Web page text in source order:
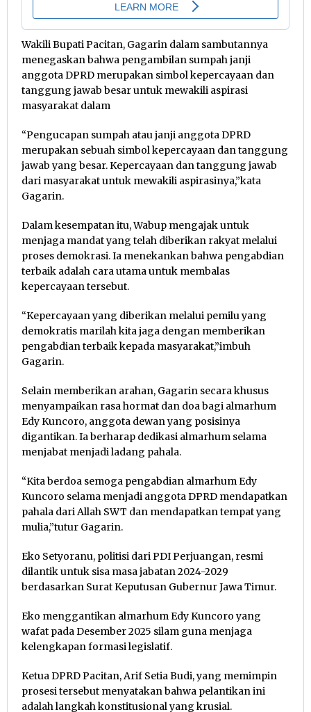
Wakili Bupati Pacitan, Gagarin dalam sambutannya
menegaskan bahwa pengambilan sumpah janji
anggota DPRD merupakan simbol kepercayaan dan
tanggung jawab besar untuk mewakili aspirasi
masyarakat dalam
“Pengucapan sumpah atau janji anggota DPRD
merupakan sebuah simbol kepercayaan dan tanggung
jawab yang besar. Kepercayaan dan tanggung jawab
dari masyarakat untuk mewakili aspirasinya,”kata
Gagarin.
Dalam kesempatan itu, Wabup mengajak untuk
menjaga mandat yang telah diberikan rakyat melalui
proses demokrasi. Ia menekankan bahwa pengabdian
terbaik adalah cara utama untuk membalas
kepercayaan tersebut.
“Kepercayaan yang diberikan melalui pemilu yang
demokratis marilah kita jaga dengan memberikan
pengabdian terbaik kepada masyarakat,”imbuh
Gagarin.
Selain memberikan arahan, Gagarin secara khusus
menyampaikan rasa hormat dan doa bagi almarhum
Edy Kuncoro, anggota dewan yang posisinya
digantikan. Ia berharap dedikasi almarhum selama
menjabat menjadi ladang pahala.
“Kita berdoa semoga pengabdian almarhum Edy
Kuncoro selama menjadi anggota DPRD mendapatkan
pahala dari Allah SWT dan mendapatkan tempat yang
mulia,”tutur Gagarin.
Eko Setyoranu, politisi dari PDI Perjuangan, resmi
dilantik untuk sisa masa jabatan 2024-2029
berdasarkan Surat Keputusan Gubernur Jawa Timur.
Eko menggantikan almarhum Edy Kuncoro yang
wafat pada Desember 2025 silam guna menjaga
kelengkapan formasi legislatif.
Ketua DPRD Pacitan, Arif Setia Budi, yang memimpin
prosesi tersebut menyatakan bahwa pelantikan ini
adalah langkah konstitusional yang krusial.